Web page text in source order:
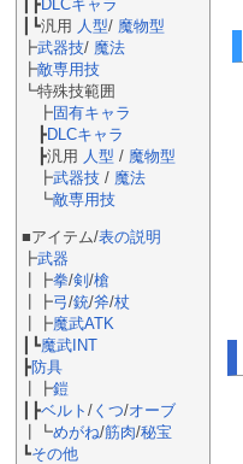
┃┣DLCキャラ
┃┗汎用 人型/ 魔物型
┣武器技/ 魔法
┣敵専用技
┗特殊技範囲
┣固有キャラ
┣DLCキャラ
┣汎用 人型 / 魔物型
┣武器技 / 魔法
┗敵専用技
■アイテム/表の説明
┣武器
┃┣拳/剣/槍
┃┣弓/銃/斧/杖
┃┣魔武ATK
┃┗魔武INT
┣防具
┃┣鎧
┃┣ベルト/ くつ/オーブ
┃┗めがね/筋肉/秘宝
┗その他